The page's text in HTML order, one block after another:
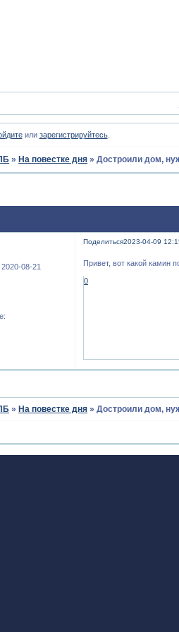
или зарегистрируйтесь.
» На повестке дня »Достроили дом,
Поделиться2023-04-09
2020-08-21
Привет, вот какой камин
0
» На повестке дня »Достроили дом,